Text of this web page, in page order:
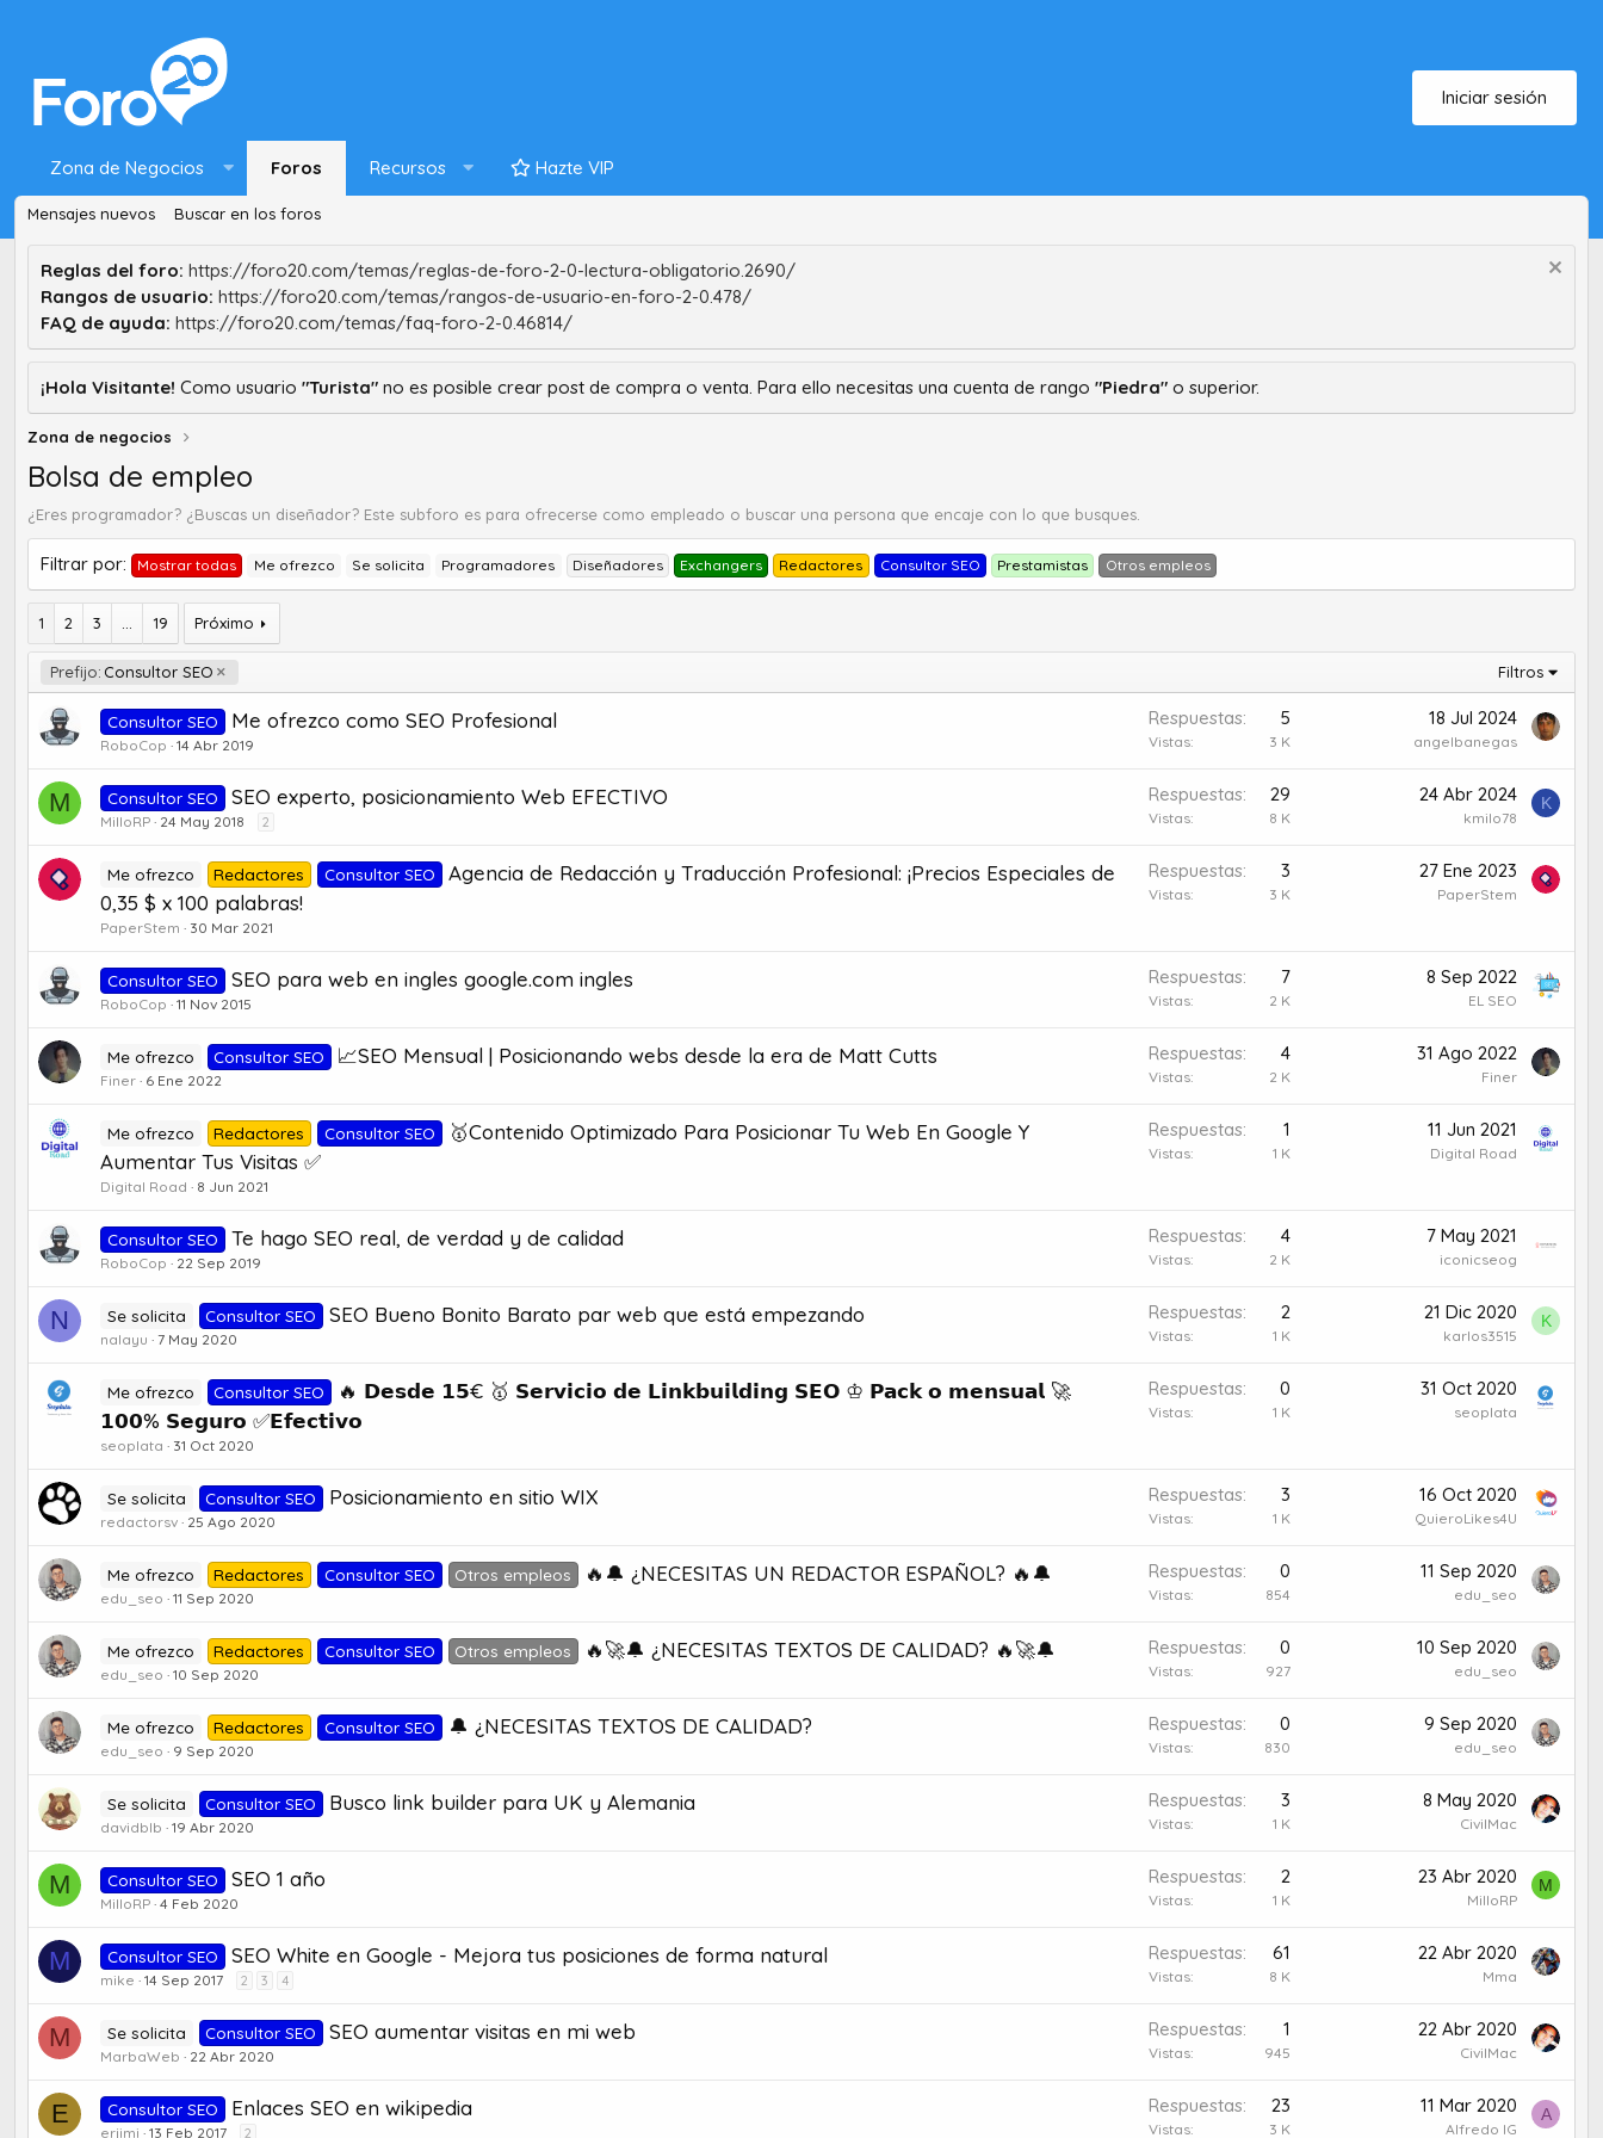
Iniciar sesión
Zona de Negocios Foros Recursos Hazte VIP
Mensajes nuevos Buscar en los foros
Reglas del foro: https://foro20.com/temas/reglas-de-foro-2-0-lectura-obligatorio.2690/
Rangos de usuario: https://foro20.com/temas/rangos-de-usuario-en-foro-2-0.478/
FAQ de ayuda: https://foro20.com/temas/faq-foro-2-0.46814/
¡Hola Visitante! Como usuario "Turista" no es posible crear post de compra o venta. Para ello necesitas una cuenta de rango "Piedra" o superior.
Zona de negocios
Bolsa de empleo
¿Eres programador? ¿Buscas un diseñador? Este subforo es para ofrecerse como empleado o buscar una persona que encaje con lo que busques.
Filtrar por: Mostrar todas Me ofrezco Se solicita Programadores Diseñadores Exchangers Redactores Consultor SEO Prestamistas Otros empleos
1 2 3 19 Próximo
Prefijo: Consultor SEO Filtros
Consultor SEO Me ofrezco como SEO Profesional
RoboCop 14 Abr 2019
Respuestas 5
Vistas 3 K
18 Jul 2024
angelbanegas
M Consultor SEO SEO experto, posicionamiento Web EFECTIVO
MilloRP 24 May 2018 2
Respuestas 29
Vistas 8 K
24 Abr 2024
kmilo78
K
Me ofrezco Redactores Consultor SEO
Agencia de Redacción y Traducción Profesional: ¡Precios Especiales de
0,35 $ x 100 palabras!
PaperStem 30 Mar 2021
Respuestas 3
Vistas 3 K
27 Ene 2023
PaperStem
Consultor SEO SEO para web en ingles google.com ingles
RoboCop 11 Nov 2015
Respuestas 7
Vistas 2 K
8 Sep 2022
EL SEO
Me ofrezco Consultor SEO 📈SEO Mensual | Posicionando webs desde la era de Matt Cutts
Finer 6 Ene 2022
Respuestas 4
Vistas 2 K
31 Ago 2022
Finer
Me ofrezco Redactores Consultor SEO
🥇Contenido Optimizado Para Posicionar Tu Web En Google Y
Aumentar Tus Visitas ✅
Digital Road 8 Jun 2021
Respuestas 1
Vistas 1 K
11 Jun 2021
Digital Road
Consultor SEO Te hago SEO real, de verdad y de calidad
RoboCop 22 Sep 2019
Respuestas 4
Vistas 2 K
7 May 2021
iconicseog
N Se solicita Consultor SEO SEO Bueno Bonito Barato par web que está empezando
nalayu 7 May 2020
Respuestas 2
Vistas 1 K
21 Dic 2020
karlos3515
K
Me ofrezco Consultor SEO
🔥 𝗗𝗲𝘀𝗱𝗲 𝟭𝟱€ 🥇 𝗦𝗲𝗿𝘃𝗶𝗰𝗶𝗼 𝗱𝗲 𝗟𝗶𝗻𝗸𝗯𝘂𝗶𝗹𝗱𝗶𝗻𝗴 𝗦𝗘𝗢 ♔ 𝗣𝗮𝗰𝗸 𝗼 𝗺𝗲𝗻𝘀𝘂𝗮𝗹 🚀
𝟭𝟬𝟬% 𝗦𝗲𝗴𝘂𝗿𝗼 ✅𝗘𝗳𝗲𝗰𝘁𝗶𝘃𝗼
seoplata 31 Oct 2020
Respuestas 0
Vistas 1 K
31 Oct 2020
seoplata
Se solicita Consultor SEO Posicionamiento en sitio WIX
redactorsv 25 Ago 2020
Respuestas 3
Vistas 1 K
16 Oct 2020
QuieroLikes4U
Me ofrezco Redactores Consultor SEO Otros empleos 🔥🔔 ¿NECESITAS UN REDACTOR ESPAÑOL? 🔥🔔
edu_seo 11 Sep 2020
Respuestas 0
Vistas 854
11 Sep 2020
edu_seo
Me ofrezco Redactores Consultor SEO Otros empleos 🔥🚀🔔 ¿NECESITAS TEXTOS DE CALIDAD? 🔥🚀🔔
edu_seo 10 Sep 2020
Respuestas 0
Vistas 927
10 Sep 2020
edu_seo
Me ofrezco Redactores Consultor SEO 🔔 ¿NECESITAS TEXTOS DE CALIDAD?
edu_seo 9 Sep 2020
Respuestas 0
Vistas 830
9 Sep 2020
edu_seo
Se solicita Consultor SEO Busco link builder para UK y Alemania
davidblb 19 Abr 2020
Respuestas 3
Vistas 1 K
8 May 2020
CivilMac
M Consultor SEO SEO 1 año
MilloRP 4 Feb 2020
Respuestas 2
Vistas 1 K
23 Abr 2020
MilloRP
M
M Consultor SEO SEO White en Google - Mejora tus posiciones de forma natural
mike 14 Sep 2017 2 3 4
Respuestas 61
Vistas 8 K
22 Abr 2020
Mma
M Se solicita Consultor SEO SEO aumentar visitas en mi web
MarbaWeb 22 Abr 2020
Respuestas 1
Vistas 945
22 Abr 2020
CivilMac
E Consultor SEO Enlaces SEO en wikipedia
erjimi 13 Feb 2017 2
Respuestas 23
Vistas 3 K
11 Mar 2020
Alfredo IG
A